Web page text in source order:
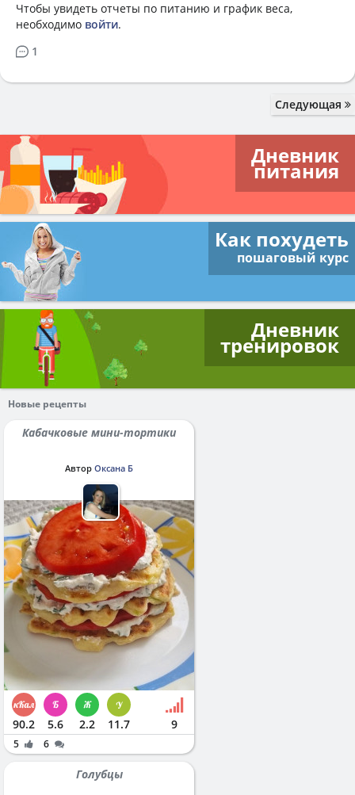
Чтобы увидеть отчеты по питанию и график веса,
необходимо войти.
1
Следующая
Дневник
питания
Как похудеть
пошаговый курс
Дневник
тренировок
Новые рецепты
Кабачковые мини-тортики
Автор Оксана Б
90.2 5.6 2.2 11.7 9
5 6
Голубцы